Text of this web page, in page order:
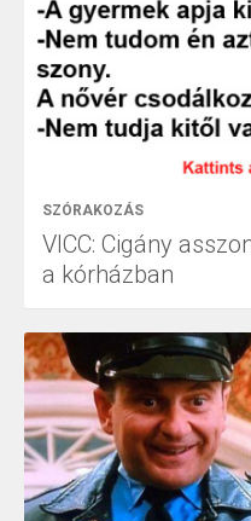
SZÓRAKOZÁS
VICC: Cigány
a kórházban